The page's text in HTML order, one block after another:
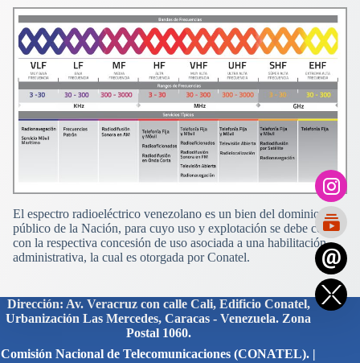
El espectro radioeléctrico venezolano es un bien del dominio
público de la Nación, para cuyo uso y explotación se debe contar
con la respectiva concesión de uso asociada a una habilitación
administrativa, la cual es otorgada por Conatel.
Dirección: Av. Veracruz con calle Cali, Edificio Conatel,
Urbanización Las Mercedes, Caracas - Venezuela. Zona
Postal 1060.
Comisión Nacional de Telecomunicaciones (CONATEL). |